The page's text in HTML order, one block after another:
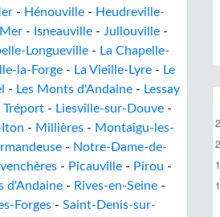
- Hénouville - Heudreville-
- Isneauville - Jullouville -
Longueville - La Chapelle-
la-Forge - La Vieille-Lyre - Le
- Les Monts d'Andaine - Lessay
Tréport - Liesville-sur-Douve -
- Millières - Montaigu-les-
- Notre-Dame-de-
- Picauville - Pirou -
d'Andaine - Rives-en-Seine -
Forges - Saint-Denis-sur-